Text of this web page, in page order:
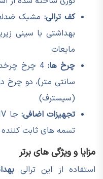
کف ترالی: مشبک
بهداشتی با سینی
مایعات
چرخ ها:
سانتی متر)، دو چرخ
(سیسترف)
تجهیزات اضافی:
تسمه های ثابت
مزایا و ویژگی های برتر
استفاده از این ترالی